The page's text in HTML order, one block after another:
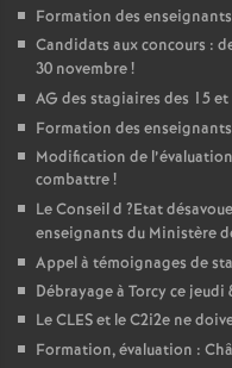
Formation des enseignants
Candidats aux concours :
30 novembre!
AG des stagiaires des 15
Formation des enseignants
Modification de
combattre!
Le Conseil d ?Etat
enseignants du Ministère
Appel à témoignages de
Débrayage à Torcy ce jeudi
LeCLESet le C2i2e ne
Formation, évaluation :